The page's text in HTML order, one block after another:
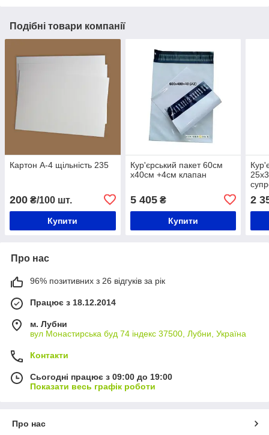
Подібні товари компанії
Картон А-4 щільність 235
200 ₴/100 шт.
Купити
Кур'єрський пакет 60см
х40см +4см клапан
5 405₴
Купити
2
Про нас
96% позитивних з 26 відгуків за рік
Працює з 18.12.2014
м. Лубни
вул Монастирська буд 74 індекс 37500, Лубни, Україна
Контакти
Сьогодні працює з 09:00 до 19:00
Показати весь графік роботи
Про нас